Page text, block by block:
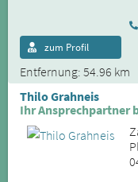
Entfernung: 54.96 km
zum Profil
Thilo Grahneis
Ihr Ansprechpartner